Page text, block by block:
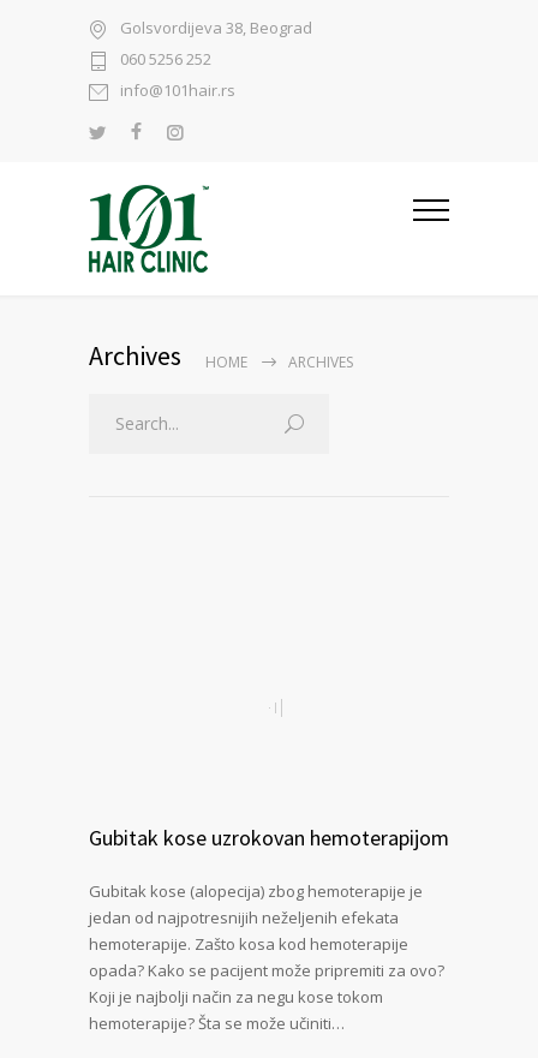
Golsvordijeva 38, Beograd
060 5256 252
info@101hair.rs
Archives HOME ARCHIVES
Gubitak kose uzrokovan hemoterapijom
Gubitak kose (alopecija) zbog hemoterapije je
jedan od najpotresnijih neželjenih efekata
hemoterapije. Zašto kosa kod hemoterapije
opada? Kako se pacijent može pripremiti za ovo?
Koji je najbolji način za negu kose tokom
hemoterapije? Šta se može učiniti…